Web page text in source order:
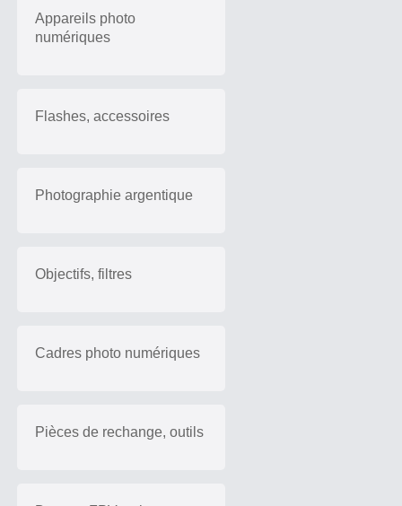
Appareils photo
numériques
Flashes, accessoires
Photographie argentique
Objectifs, filtres
Cadres photo numériques
Pièces de rechange, outils